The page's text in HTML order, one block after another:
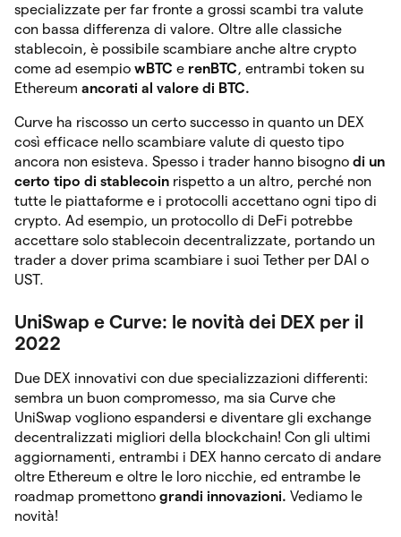
specializzate per far fronte a grossi scambi tra valute
con bassa differenza di valore. Oltre alle classiche
stablecoin, è possibile scambiare anche altre crypto
come ad esempio wBTC e renBTC, entrambi token su
Ethereum ancorati al valore di BTC.
Curve ha riscosso un certo successo in quanto un DEX
così efficace nello scambiare valute di questo tipo
ancora non esisteva. Spesso i trader hanno bisogno di un
certo tipo di stablecoin rispetto a un altro, perché non
tutte le piattaforme e i protocolli accettano ogni tipo di
crypto. Ad esempio, un protocollo di DeFi potrebbe
accettare solo stablecoin decentralizzate, portando un
trader a dover prima scambiare i suoi Tether per DAI o
UST.
UniSwap e Curve: le novità dei DEX per il
2022
Due DEX innovativi con due specializzazioni differenti:
sembra un buon compromesso, ma sia Curve che
UniSwap vogliono espandersi e diventare gli exchange
decentralizzati migliori della blockchain! Con gli ultimi
aggiornamenti, entrambi i DEX hanno cercato di andare
oltre Ethereum e oltre le loro nicchie, ed entrambe le
roadmap promettono grandi innovazioni. Vediamo le
novità!